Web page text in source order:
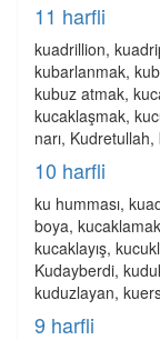
11 harfli
kuadrillion,
kubarlanmak,
kubuz atmak,
kucaklaşmak,
narı,
10 harfli
ku humması,
boya,
kucaklayış,
Kudayberdi,
kuduzlayan,
9 harfli